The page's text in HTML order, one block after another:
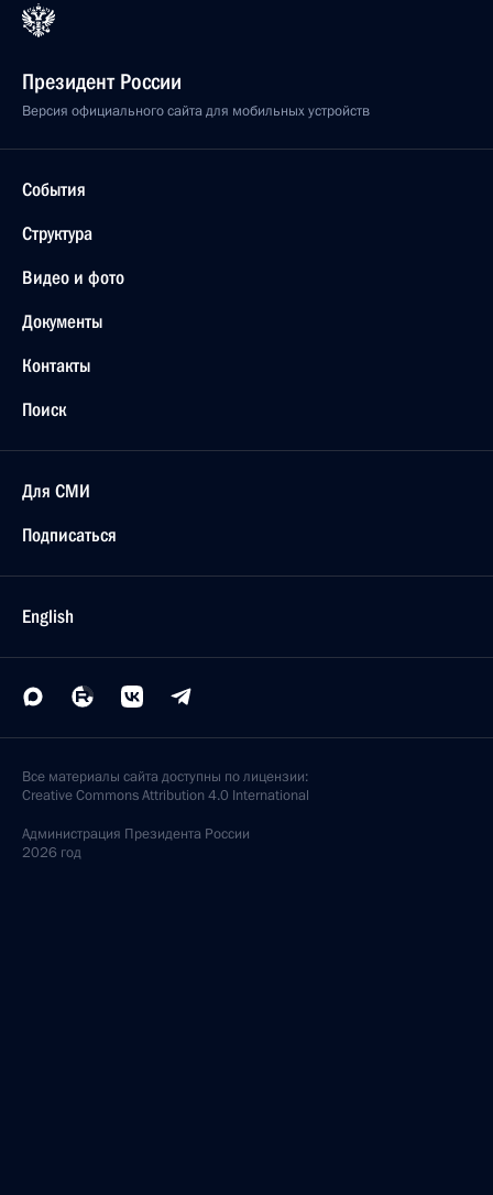
Президент России
Версия официального сайта для мобильных устройств
События
Структура
Видео и фото
Документы
Контакты
Поиск
Для СМИ
Подписаться
English
Все материалы сайта доступны по лицензии:
Creative Commons Attribution 4.0 International
Администрация Президента России
2026 год